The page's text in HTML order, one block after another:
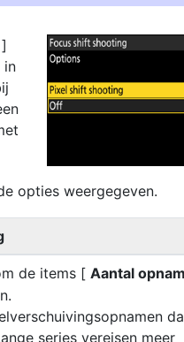
]
in
opties weergegeven.
de items [ Aantal
series vereisen meer